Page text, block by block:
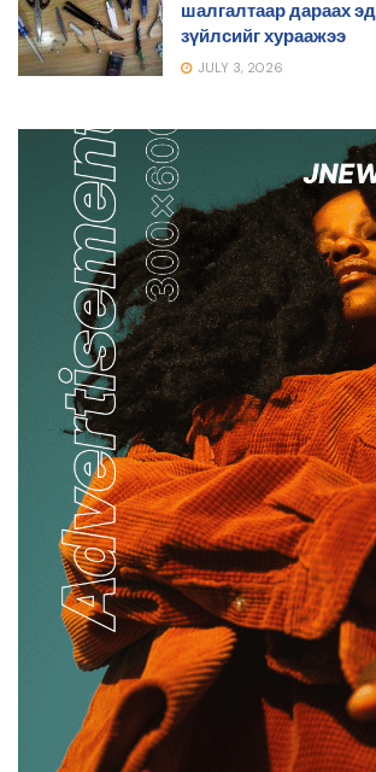
шалгалтаар дараах эд
зүйлсийг хураажээ
JULY 3, 2026